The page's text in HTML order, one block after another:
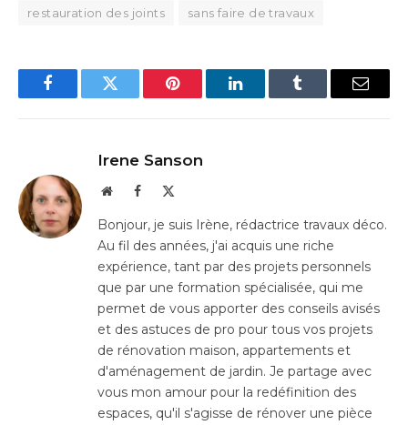
restauration des joints
sans faire de travaux
FacebookTwitter Pinterest LinkedInTumblr Email
Irene Sanson
WebsiteFacebook
Bonjour, je suis Irène, rédactrice travaux déco.
Au fil des années, j'ai acquis une riche
expérience, tant par des projets personnels
que par une formation spécialisée, qui me
permet de vous apporter des conseils avisés
et des astuces de pro pour tous vos projets
de rénovation maison, appartements et
d'aménagement de jardin. Je partage avec
vous mon amour pour la redéfinition des
espaces, qu'il s'agisse de rénover une pièce